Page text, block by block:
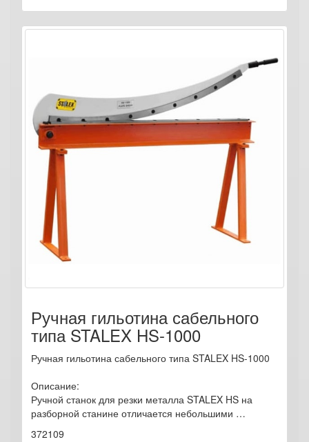
Ручная гильотина сабельного
типа STALEX HS-1000
Ручная гильотина сабельного типа STALEX HS-1000
Описание:
Ручной станок для резки металла STALEX HS на
разборной станине отличается небольшими …
372109